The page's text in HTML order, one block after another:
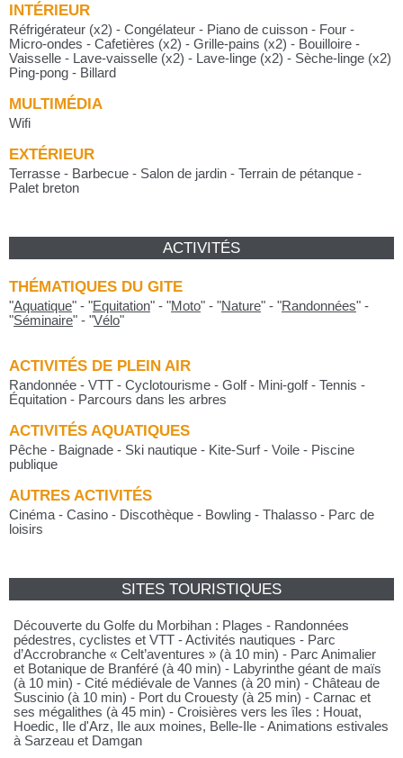
INTÉRIEUR
Réfrigérateur (x2) - Congélateur - Piano de cuisson - Four -
Micro-ondes - Cafetières (x2) - Grille-pains (x2) - Bouilloire -
Vaisselle - Lave-vaisselle (x2) - Lave-linge (x2) - Sèche-linge (x2)
Ping-pong - Billard
MULTIMÉDIA
Wifi
EXTÉRIEUR
Terrasse - Barbecue - Salon de jardin - Terrain de pétanque -
Palet breton
ACTIVITÉS
THÉMATIQUES DU GITE
"Aquatique" - "Equitation" - "Moto" - "Nature" - "Randonnées" -
"Séminaire" - "Vélo"
ACTIVITÉS DE PLEIN AIR
Randonnée - VTT - Cyclotourisme - Golf - Mini-golf - Tennis -
Équitation - Parcours dans les arbres
ACTIVITÉS AQUATIQUES
Pêche - Baignade - Ski nautique - Kite-Surf - Voile - Piscine
publique
AUTRES ACTIVITÉS
Cinéma - Casino - Discothèque - Bowling - Thalasso - Parc de
loisirs
SITES TOURISTIQUES
Découverte du Golfe du Morbihan : Plages - Randonnées
pédestres, cyclistes et VTT - Activités nautiques - Parc
d’Accrobranche « Celt’aventures » (à 10 min) - Parc Animalier
et Botanique de Branféré (à 40 min) - Labyrinthe géant de maïs
(à 10 min) - Cité médiévale de Vannes (à 20 min) - Château de
Suscinio (à 10 min) - Port du Crouesty (à 25 min) - Carnac et
ses mégalithes (à 45 min) - Croisières vers les îles : Houat,
Hoedic, Ile d'Arz, Ile aux moines, Belle-Ile - Animations estivales
à Sarzeau et Damgan